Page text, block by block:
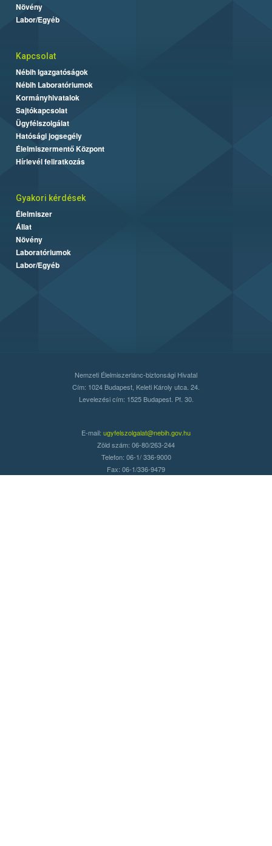
Növény
Labor/Egyéb
Kapcsolat
Nébih Igazgatóságok
Nébih Laboratóriumok
Kormányhivatalok
Sajtókapcsolat
Ügyfélszolgálat
Hatósági jogsegély
Élelmiszermentő Központ
Hírlevél feliratkozás
Gyakori kérdések
Élelmiszer
Állat
Növény
Laboratóriumok
Labor/Egyéb
Nemzeti Élelmiszerlánc-biztonsági Hivatal
Cím: 1024 Budapest, Keleti Károly utca. 24.
Levelezési cím: 1525 Budapest. Pf. 30.
E-mail: ugyfelszolgalat@nebih.gov.hu
Zöld szám: 06-80/263-244
Telefon: 06-1/ 336-9000
Fax: 06-1/336-9479